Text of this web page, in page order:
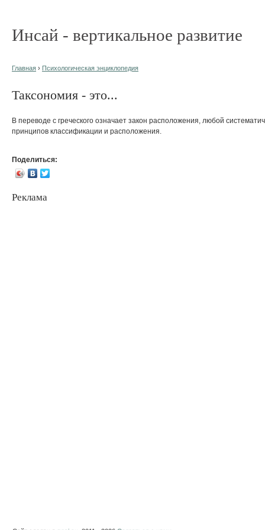
Инсай - вертикальное развитие
Главная › Психологическая энциклопедия
Таксономия - это...
В переводе с греческого означает закон расположения, любой
принципов классификации и расположения.
Поделиться:
Реклама